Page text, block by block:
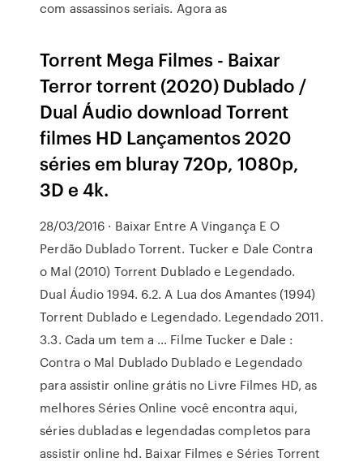
com assassinos seriais. Agora as
Torrent Mega Filmes - Baixar
Terror torrent (2020) Dublado /
Dual Áudio download Torrent
filmes HD Lançamentos 2020
séries em bluray 720p, 1080p,
3D e 4k.
28/03/2016 · Baixar Entre A Vingança E O
Perdão Dublado Torrent. Tucker e Dale Contra
o Mal (2010) Torrent Dublado e Legendado.
Dual Áudio 1994. 6.2. A Lua dos Amantes (1994)
Torrent Dublado e Legendado. Legendado 2011.
3.3. Cada um tem a … Filme Tucker e Dale :
Contra o Mal Dublado Dublado e Legendado
para assistir online grátis no Livre Filmes HD, as
melhores Séries Online você encontra aqui,
séries dubladas e legendadas completos para
assistir online hd. Baixar Filmes e Séries Torrent